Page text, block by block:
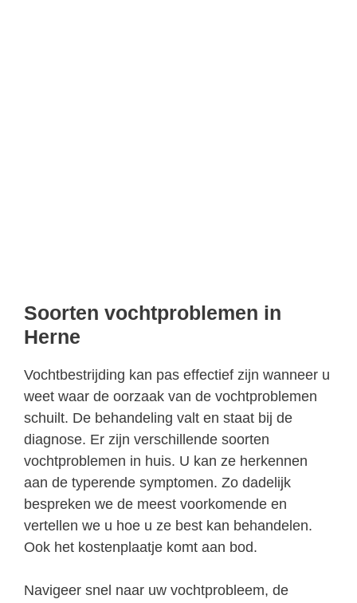
Soorten vochtproblemen in
Herne
Vochtbestrijding kan pas effectief zijn wanneer u
weet waar de oorzaak van de vochtproblemen
schuilt. De behandeling valt en staat bij de
diagnose. Er zijn verschillende soorten
vochtproblemen in huis. U kan ze herkennen
aan de typerende symptomen. Zo dadelijk
bespreken we de meest voorkomende en
vertellen we u hoe u ze best kan behandelen.
Ook het kostenplaatje komt aan bod.
Navigeer snel naar uw vochtprobleem, de